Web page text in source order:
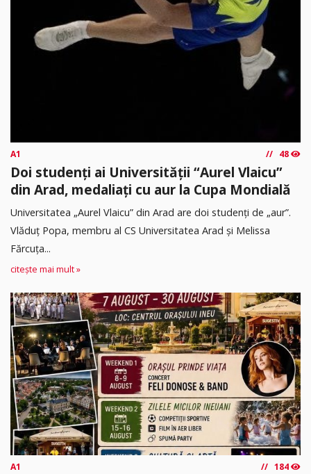
A1 48
Doi studenți ai Universității “Aurel Vlaicu”
din Arad, medaliați cu aur la Cupa Mondială
Universitatea „Aurel Vlaicu” din Arad are doi studenți de „aur”.
Vlăduț Popa, membru al CS Universitatea Arad și Melissa
Fărcuța...
citește mai mult »
A1 184